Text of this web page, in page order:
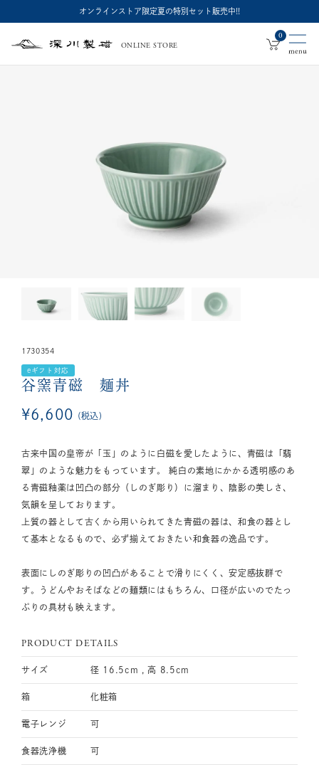
オンラインストア限定夏の特別セット販売中!!
深
ONLINE STORE
0
1730354
eギフト対応
谷窯青磁 麺丼
¥6,600 税込
古来中国の皇帝が「玉」のように白磁を愛したように、青磁は「翡
翠」のような魅力をもっています。 純白の素地にかかる透明感のあ
る青磁釉薬は凹凸の部分（しのぎ彫り）に溜まり、陰影の美しさ、
気韻を呈しております。
上質の器として古くから用いられてきた青磁の器は、和食の器とし
て基本となるもので、必ず揃えておきたい和食器の逸品です。
表面にしのぎ彫りの凹凸があることで滑りにくく、安定感抜群で
す。うどんやおそばなどの麺類にはもちろん、口径が広いのでたっ
ぷりの具材も映えます。
PRODUCT DETAILS
サイズ 径 16.5cm , 高 8.5cm
箱 化粧箱
電子レンジ 可
食器洗浄機 可